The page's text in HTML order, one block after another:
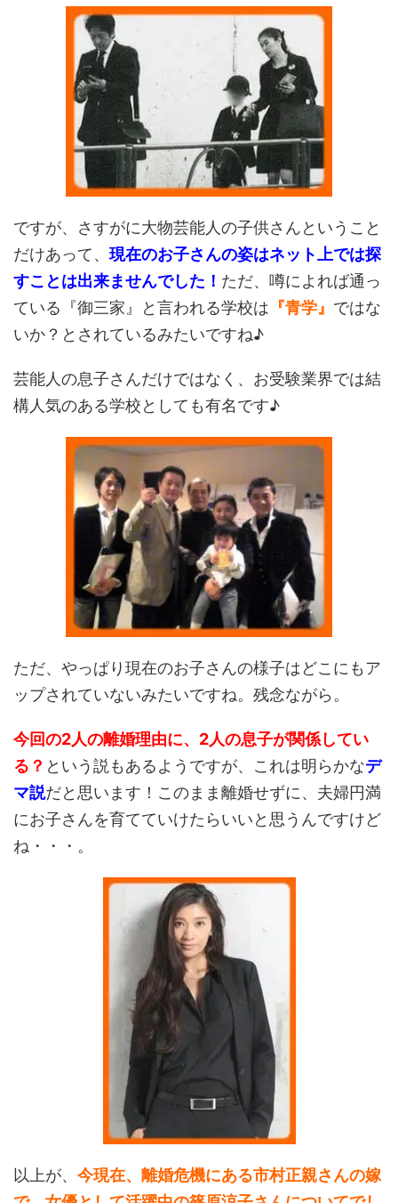
ですが、さすがに大物芸能人の子供さんということ
だけあって、 現在のお子さんの姿はネット上では探
すことは出来ませんでした！ ただ、噂によれば通っ
ている『御三家』と言われる学校は 『青学』 ではな
いか？とされているみたいですね♪
芸能人の息子さんだけではなく、お受験業界では結
構人気のある学校としても有名です♪
ただ、やっぱり現在のお子さんの様子はどこにもア
ップされていないみたいですね。残念ながら。
今回の2人の離婚理由に、2人の息子が関係してい
る？ という説もあるようですが、これは明らかなデ
マ説だと思います！このまま離婚せずに、夫婦円満
にお子さんを育てていけたらいいと思うんですけど
ね・・・。
以上が、 今現在、離婚危機にある市村正親さんの嫁